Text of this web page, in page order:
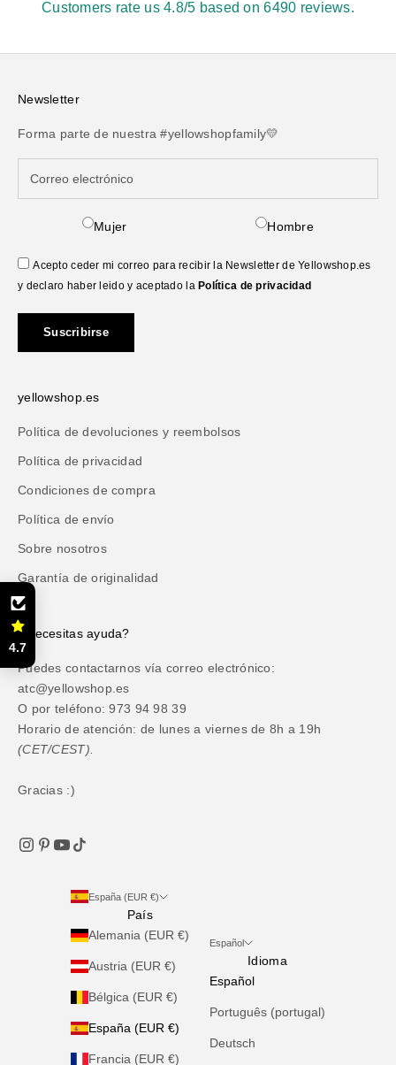
Customers rate us 4.8/5 based on 6490 reviews.
Newsletter
Forma parte de nuestra #yellowshopfamily💛
Mujer Hombre
Acepto ceder mi correo para recibir la Newsletter de Yellowshop.es
y declaro haber leido y aceptado la Política de privacidad
Suscribirse
yellowshop.es
Política de devoluciones y reembolsos
Política de privacidad
Condiciones de compra
Política de envío
Sobre nosotros
Garantía de originalidad
¿Necesitas ayuda?
Puedes contactarnos vía correo electrónico:
atc@yellowshop.es
O por teléfono: 973 94 98 39
Horario de atención: de lunes a viernes de 8h a 19h
(CET/CEST).
Gracias :)
España (EUR €)
País
Alemania (EUR €)
Austria (EUR €)
Bélgica (EUR €)
España (EUR €)
Francia (EUR €)
Español
Idioma
Español
Português (portugal)
Deutsch
4.7